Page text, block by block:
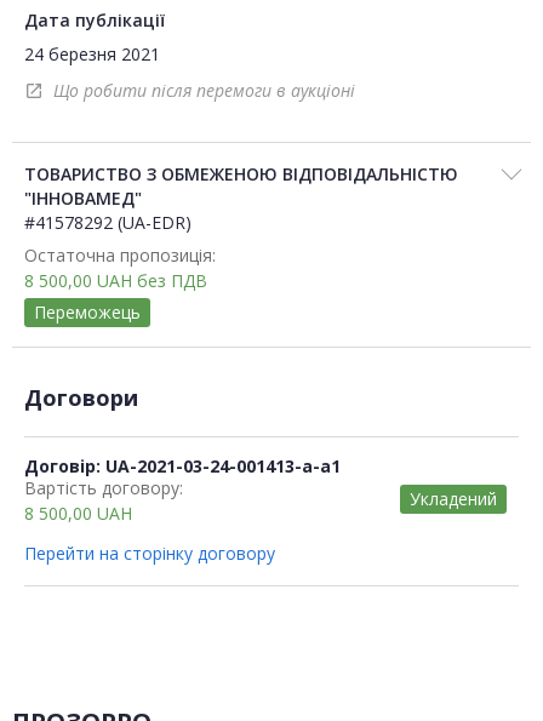
Дата публікації
24 березня 2021
open_in_new Що робити після перемоги в аукціоні
ТОВАРИСТВО З ОБМЕЖЕНОЮ ВІДПОВІДАЛЬНІСТЮ
"ІННОВАМЕД"
#41578292 (UA-EDR)
Остаточна пропозиція:
8 500,00 UAH без ПДВ
Переможець
Договори
Договір: UA-2021-03-24-001413-a-a1
Вартість договору:
8 500,00 UAH
Укладений
Перейти на сторінку договору